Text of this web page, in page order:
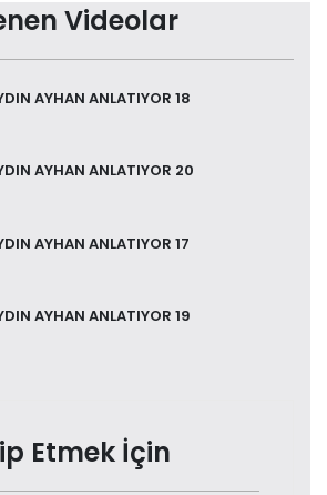
Videolar
AYHAN ANLATIYOR 18
AYHAN ANLATIYOR 20
AYHAN ANLATIYOR 17
AYHAN ANLATIYOR 19
Etmek İçin